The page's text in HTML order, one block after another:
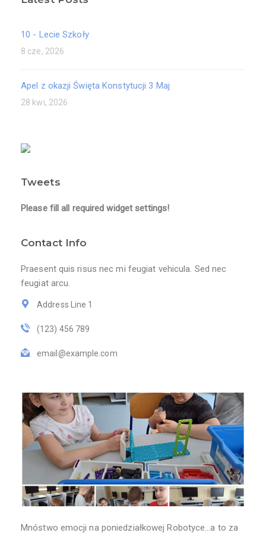
10 - Lecie Szkoły
8 cze, 2026
Apel z okazji Święta Konstytucji 3 Maj
28 kwi, 2026
Tweets
Please fill all required widget settings!
Contact Info
Praesent quis risus nec mi feugiat vehicula. Sed nec
feugiat arcu.
Address Line 1
(123) 456 789
email@example.com
Mnóstwo emocji na poniedziałkowej Robotyce…a to za